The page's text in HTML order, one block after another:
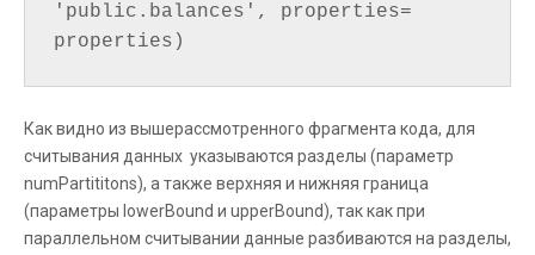
'public.balances', properties=
properties)
Как видно из вышерассмотренного фрагмента кода, для
считывания данных указываются разделы (параметр
numPartititons), а также верхняя и нижняя граница
(параметры lowerBound и upperBound), так как при
параллельном считывании данные разбиваются на разделы,